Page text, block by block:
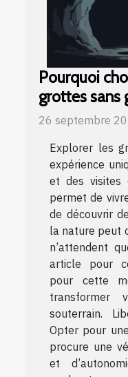
Pourquoi
grottes sans
26 septembre
Explorer les
expérience
et des visites
permet de
de découvrir
la nature peut
n’attendent
article pour
pour cette
transformer
souterrain.
Opter pour
procure une
et